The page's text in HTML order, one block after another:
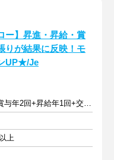
ー】昇進・昇給・賞
りが結果に反映！モ
UP★/Je
月給28～45.1万円+賞与年2回+昇給年1回+交通費全額
上